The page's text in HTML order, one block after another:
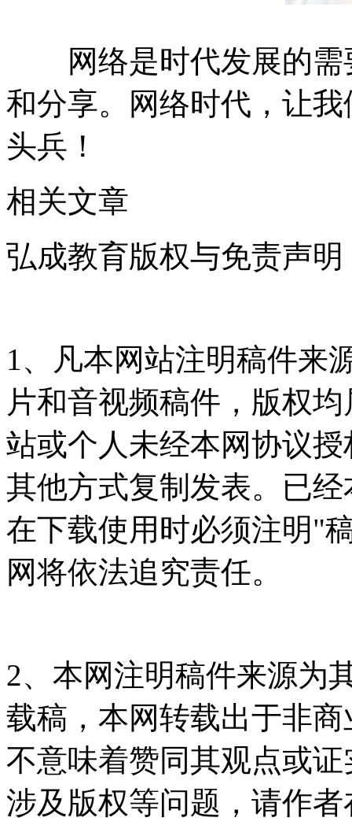
网络是时代发展的需
和分享。网络时代，让
头兵！
相关文章
弘成教育版权与免责声明
1、凡本网站注明稿件来
片和音视频稿件，版权
站或个人未经本网协议
其他方式复制发表。已
在下载使用时必须注明"
网将依法追究责任。
2、本网注明稿件来源为
载稿，本网转载出于非
不意味着赞同其观点或
涉及版权等问题，请作